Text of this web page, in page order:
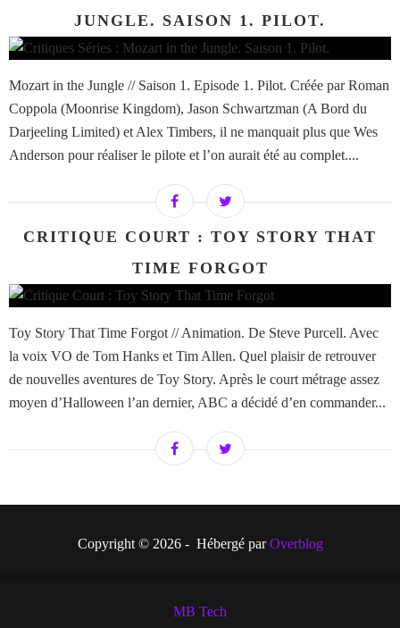
JUNGLE. SAISON 1. PILOT.
Mozart in the Jungle // Saison 1. Episode 1. Pilot. Créée par Roman
Coppola (Moonrise Kingdom), Jason Schwartzman (A Bord du
Darjeeling Limited) et Alex Timbers, il ne manquait plus que Wes
Anderson pour réaliser le pilote et l’on aurait été au complet....
CRITIQUE COURT : TOY STORY THAT
TIME FORGOT
Toy Story That Time Forgot // Animation. De Steve Purcell. Avec
la voix VO de Tom Hanks et Tim Allen. Quel plaisir de retrouver
de nouvelles aventures de Toy Story. Après le court métrage assez
moyen d’Halloween l’an dernier, ABC a décidé d’en commander...
Copyright © 2026 - Hébergé parOverblog
MB Tech